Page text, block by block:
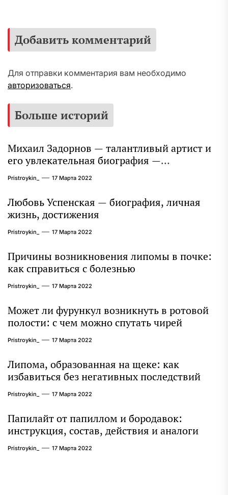
Добавить комментарий
Для отправки комментария вам необходимо
авторизоваться.
Больше историй
Михаил Задорнов — талантливый артист и
его увлекательная биография —
выдающиеся достижения, известность и
интересные факты из личной жизни!
Pristroykin_ 17 Марта 2022
Любовь Успенская — биография, личная
жизнь, достижения
Pristroykin_ 17 Марта 2022
Причины возникновения липомы в почке:
как справиться с болезнью
Pristroykin_ 17 Марта 2022
Может ли фурункул возникнуть в ротовой
полости: с чем можно спутать чирей
Pristroykin_ 17 Марта 2022
Липома, образованная на щеке: как
избавиться без негативных последствий
Pristroykin_ 17 Марта 2022
Папилайт от папиллом и бородавок:
инструкция, состав, действия и аналоги
Pristroykin_ 17 Марта 2022